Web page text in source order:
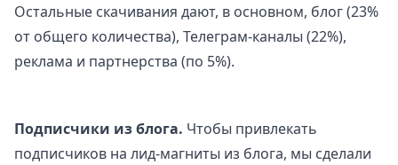
Остальные скачивания дают, в основном, блог (23%
от общего количества), Телеграм-каналы (22%),
реклама и партнерства (по 5%).
Подписчики из блога. Чтобы привлекать
подписчиков на лид-магниты из блога, мы сделали